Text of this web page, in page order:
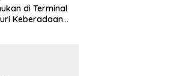
di Terminal
Keberadaan